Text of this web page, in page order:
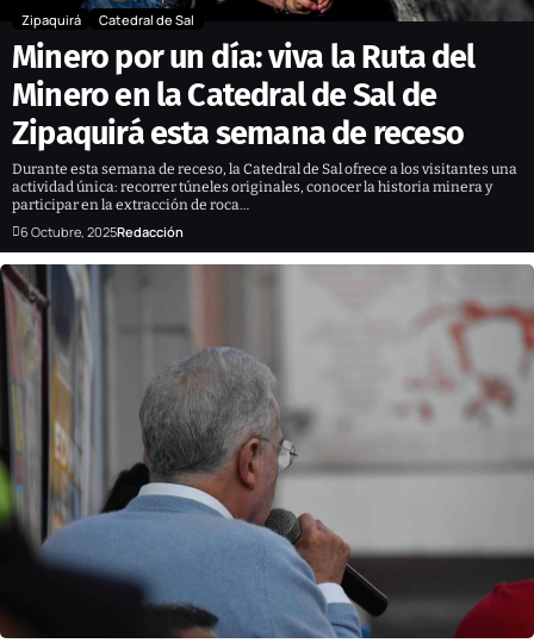
Zipaquirá Catedral de Sal
Minero por un día: viva la Ruta del
Minero en la Catedral de Sal de
Zipaquirá esta semana de receso
Durante esta semana de receso, la Catedral de Sal ofrece a los visitantes una
actividad única: recorrer túneles originales, conocer la historia minera y
participar en la extracción de roca…
6 Octubre, 2025Redacción